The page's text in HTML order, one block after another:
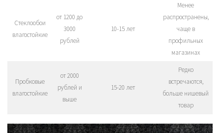
Стеклообои
влагостойкие
от 1200 до
3000
рублей
10-15 лет
Менее
распространены,
чаще в
профильных
магазинах
Пробковые
влагостойкие
от 2000
рублей и
выше
15-20 лет
Редко
встречаются,
больше нишевый
товар